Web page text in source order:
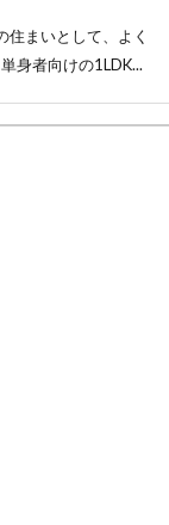
住まいとして、よく
身者向けの1LDK...